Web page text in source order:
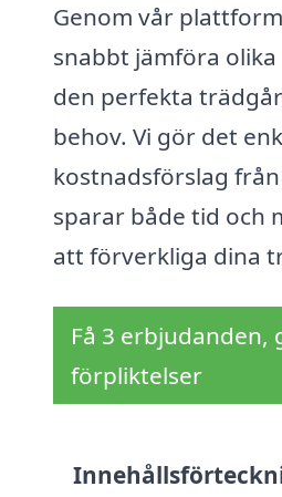
Genom vår
snabbt jämföra
den perfekta
behov. Vi gör det
kostnadsförslag
sparar både tid och
att förverkliga dina
Få 3 erbjudanden,
förpliktelser